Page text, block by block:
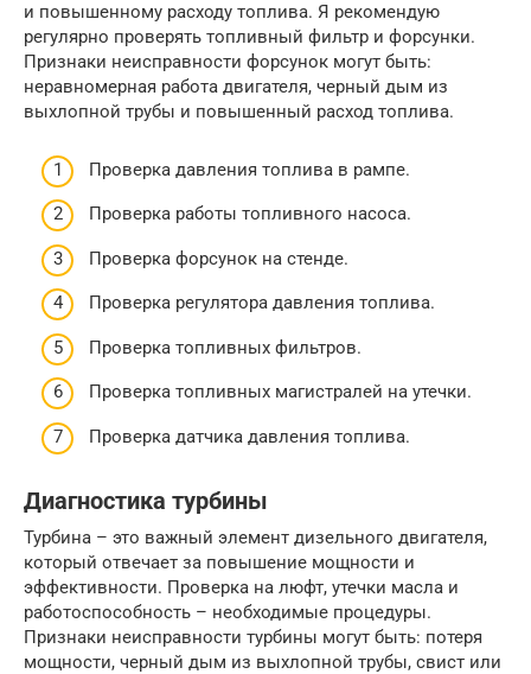
и повышенному расходу топлива. Я рекомендую
регулярно проверять топливный фильтр и форсунки.
Признаки неисправности форсунок могут быть:
неравномерная работа двигателя, черный дым из
выхлопной трубы и повышенный расход топлива.
Проверка давления топлива в рампе.
Проверка работы топливного насоса.
Проверка форсунок на стенде.
Проверка регулятора давления топлива.
Проверка топливных фильтров.
Проверка топливных магистралей на утечки.
Проверка датчика давления топлива.
Диагностика турбины
Турбина – это важный элемент дизельного двигателя,
который отвечает за повышение мощности и
эффективности. Проверка на люфт, утечки масла и
работоспособность – необходимые процедуры.
Признаки неисправности турбины могут быть: потеря
мощности, черный дым из выхлопной трубы, свист или